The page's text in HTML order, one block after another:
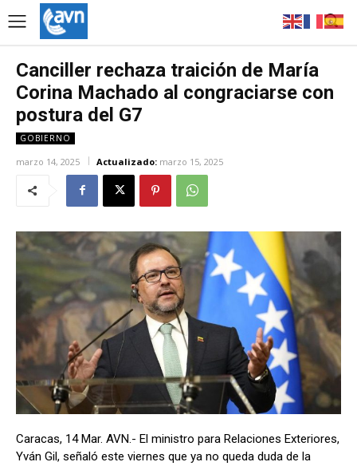
Canciller rechaza traición de María
Corina Machado al congraciarse con
postura del G7
GOBIERNO
marzo 14, 2025 Actualizado: marzo 15, 2025
Caracas, 14 Mar. AVN.- El ministro para Relaciones Exteriores,
Yván Gil, señaló este viernes que ya no queda duda de la